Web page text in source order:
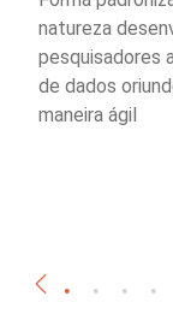
natureza
pesquisadores
de dados
maneira ágil